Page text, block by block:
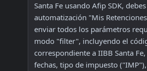
Santa Fe usando Afip SDK,
automatización "Mis
enviar todos los parámetros
modo "filter", incluyendo el
correspondiente a IIBB Santa